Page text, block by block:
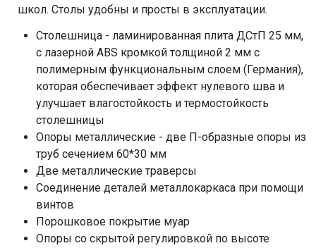
школ. Столы удобны и просты в эксплуатации.
Столешница - ламинированная плита ДСтП 25 мм,
с лазерной ABS кромкой толщиной 2 мм с
полимерным функциональным слоем (Германия),
которая обеспечивает эффект нулевого шва и
улучшает влагостойкость и термостойкость
столешницы
Опоры металлические - две П-образные опоры из
труб сечением 60*30 мм
Две металлические траверсы
Соединение деталей металлокаркаса при помощи
винтов
Порошковое покрытие муар
Опоры со скрытой регулировкой по высоте